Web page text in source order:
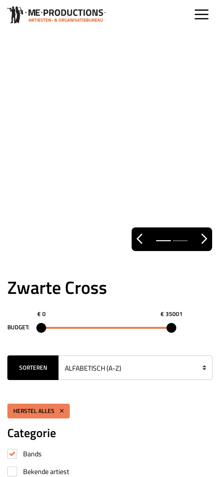
Zwarte Cross
BUDGET:
€ 0 € 35001
SORTEREN
HERSTEL ALLES
Categorie
Bands
Bekende artiest